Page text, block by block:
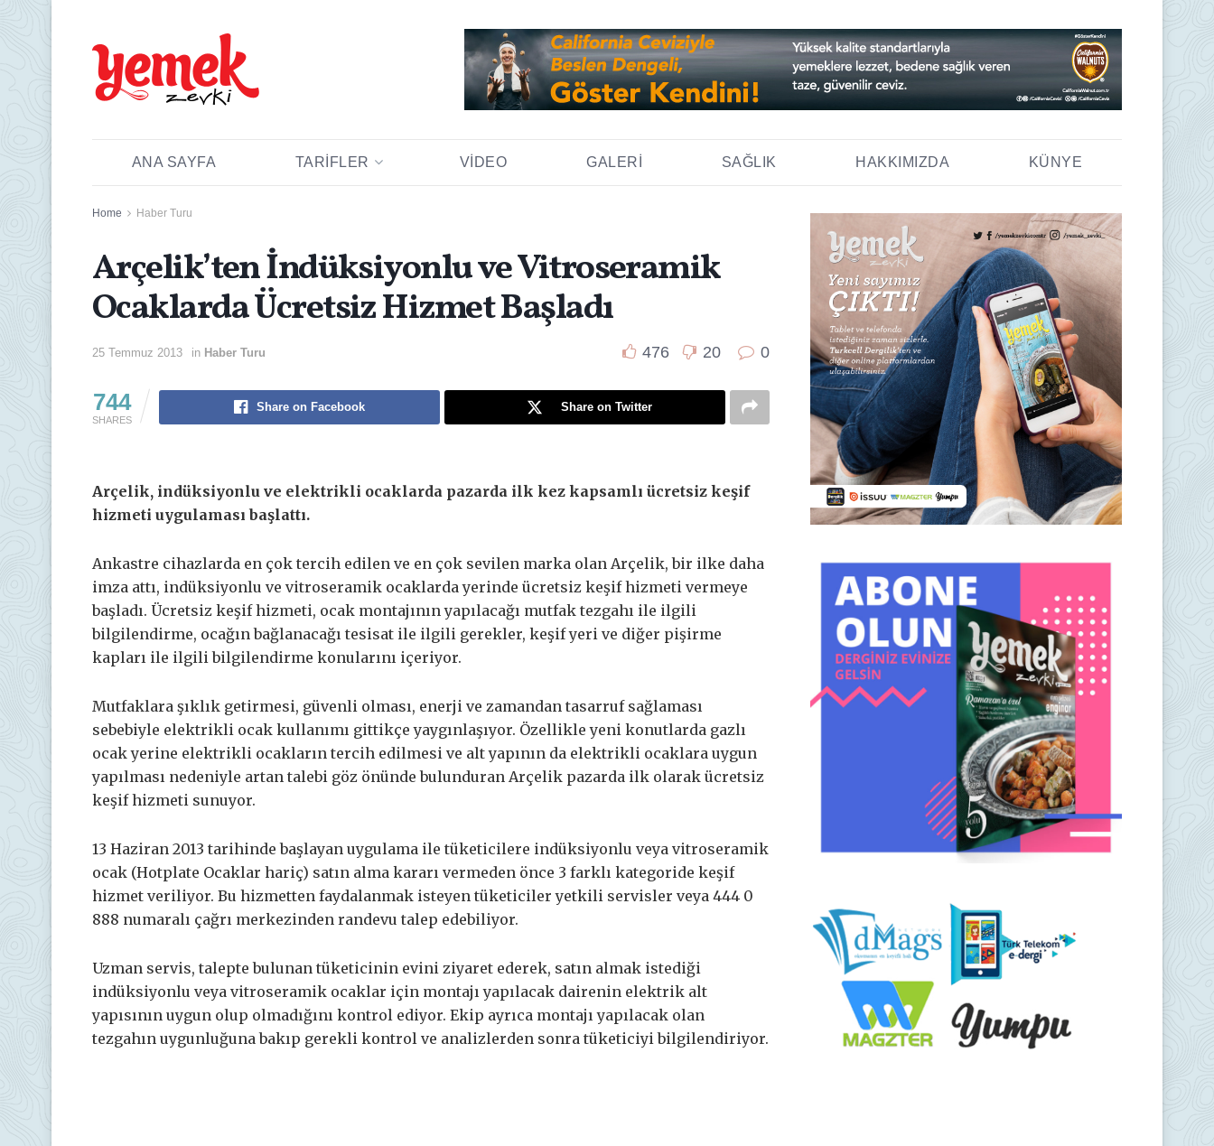
ANA SAYFA TARIFLER VIDEO GALERI SAĞLIK HAKKIMIZDA KÜNYE
Home Haber Turu
Arçelik’ten İndüksiyonlu ve Vitroseramik
Ocaklarda Ücretsiz Hizmet Başladı
25 Temmuz 2013 in Haber Turu 476 20 0
744
SHARES
Share on Facebook Share on Twitter
Arçelik, indüksiyonlu ve elektrikli ocaklarda pazarda ilk kez kapsamlı ücretsiz keşif
hizmeti uygulaması başlattı.
Ankastre cihazlarda en çok tercih edilen ve en çok sevilen marka olan Arçelik, bir ilke daha
imza attı, indüksiyonlu ve vitroseramik ocaklarda yerinde ücretsiz keşif hizmeti vermeye
başladı. Ücretsiz keşif hizmeti, ocak montajının yapılacağı mutfak tezgahı ile ilgili
bilgilendirme, ocağın bağlanacağı tesisat ile ilgili gerekler, keşif yeri ve diğer pişirme
kapları ile ilgili bilgilendirme konularını içeriyor.
Mutfaklara şıklık getirmesi, güvenli olması, enerji ve zamandan tasarruf sağlaması
sebebiyle elektrikli ocak kullanımı gittikçe yaygınlaşıyor. Özellikle yeni konutlarda gazlı
ocak yerine elektrikli ocakların tercih edilmesi ve alt yapının da elektrikli ocaklara uygun
yapılması nedeniyle artan talebi göz önünde bulunduran Arçelik pazarda ilk olarak ücretsiz
keşif hizmeti sunuyor.
13 Haziran 2013 tarihinde başlayan uygulama ile tüketicilere indüksiyonlu veya vitroseramik
ocak (Hotplate Ocaklar hariç) satın alma kararı vermeden önce 3 farklı kategoride keşif
hizmet veriliyor. Bu hizmetten faydalanmak isteyen tüketiciler yetkili servisler veya 444 0
888 numaralı çağrı merkezinden randevu talep edebiliyor.
Uzman servis, talepte bulunan tüketicinin evini ziyaret ederek, satın almak istediği
indüksiyonlu veya vitroseramik ocaklar için montajı yapılacak dairenin elektrik alt
yapısının uygun olup olmadığını kontrol ediyor. Ekip ayrıca montajı yapılacak olan
tezgahın uygunluğuna bakıp gerekli kontrol ve analizlerden sonra tüketiciyi bilgilendiriyor.